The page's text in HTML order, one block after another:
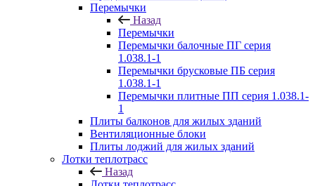
Перемычки
Назад
Перемычки
Перемычки балочные ПГ серия
1.038.1-1
Перемычки брусковые ПБ серия
1.038.1-1
Перемычки плитные ПП серия 1.038.1-
1
Плиты балконов для жилых зданий
Вентиляционные блоки
Плиты лоджий для жилых зданий
Лотки теплотрасс
Назад